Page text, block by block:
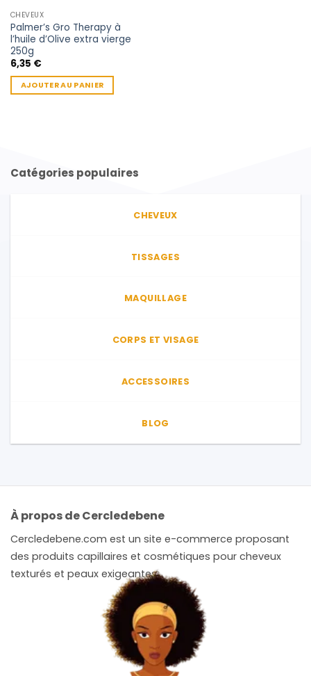
CHEVEUX
Palmer’s Gro Therapy à
l’huile d’Olive extra vierge
250g
6,35 €
AJOUTER AU PANIER
Catégories populaires
CHEVEUX
TISSAGES
MAQUILLAGE
CORPS ET VISAGE
ACCESSOIRES
BLOG
À propos de Cercledebene
Cercledebene.com est un site e-commerce proposant
des produits capillaires et cosmétiques pour cheveux
texturés et peaux exigeantes.